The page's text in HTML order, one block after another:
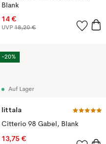
Blank
14 €
UVP 18,20 €
Auf Lager
Iittala
Citterio 98 Gabel, Blank
13,75 €
-20%